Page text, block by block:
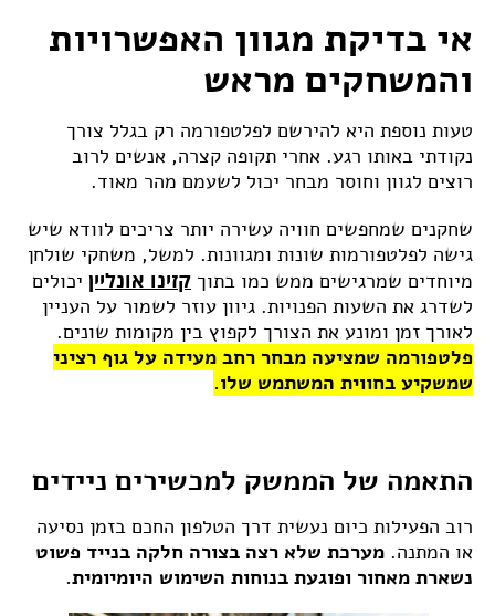
אי בדיקת מגוון האפשרויות
והמשחקים מראש
טעות נוספת היא להירשם לפלטפורמה רק בגלל צורך
נקודתי באותו רגע. אחרי תקופה קצרה, אנשים לרוב
רוצים לגוון וחוסר מבחר יכול לשעמם מהר מאוד.
שחקנים שמחפשים חוויה עשירה יותר צריכים לוודא שיש
גישה לפלטפורמות שונות ומגוונות. למשל, משחקי שולחן
מיוחדים שמרגישים ממש כמו בתוך קזינו אונליין יכולים
לשדרג את השעות הפנויות. גיוון עוזר לשמור על העניין
לאורך זמן ומונע את הצורך לקפוץ בין מקומות שונים.
פלטפורמה שמציעה מבחר רחב מעידה על גוף רציני
שמשקיע בחווית המשתמש שלו.
התאמה של הממשק למכשירים ניידים
רוב הפעילות כיום נעשית דרך הטלפון החכם בזמן נסיעה
או המתנה. מערכת שלא רצה בצורה חלקה בנייד פשוט
נשארת מאחור ופוגעת בנוחות השימוש היומיומית.